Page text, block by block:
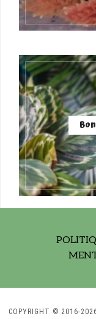
COPYRIGHT © 2016-